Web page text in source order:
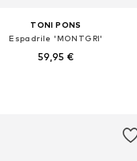
TONI PONS
Espadrile 'MONTGRI'
59,95 €